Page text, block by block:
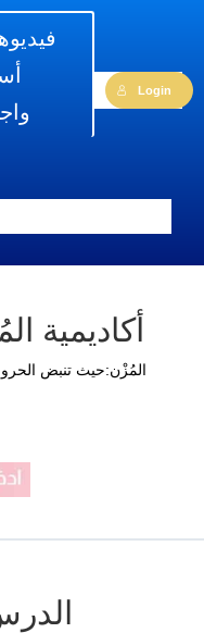
Login
أكاديمية
المُزْن:حيث تنبض